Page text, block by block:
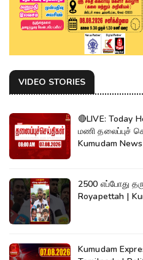
VIDEO STORIES
🔴LIVE: Today
மணி தலைப்புச்
Kumudam News
2500 எப்போது
Royapettah |
Kumudam